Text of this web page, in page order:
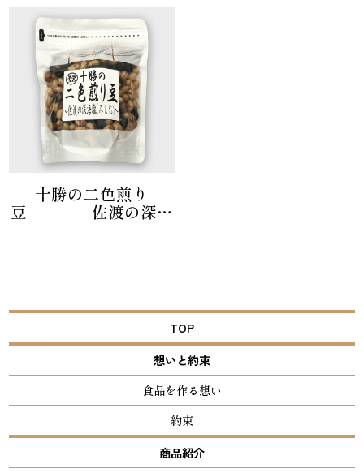
十勝の二色煎り
豆 佐渡の深海
TOP
想いと約束
食品を作る想い
約束
商品紹介